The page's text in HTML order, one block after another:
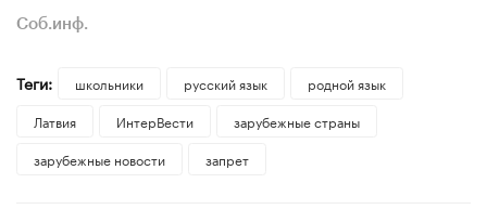
Соб.инф.
Теги: школьники русский язык
родной язык
Латвия
ИнтерВести
зарубежные страны
зарубежные новости
запрет